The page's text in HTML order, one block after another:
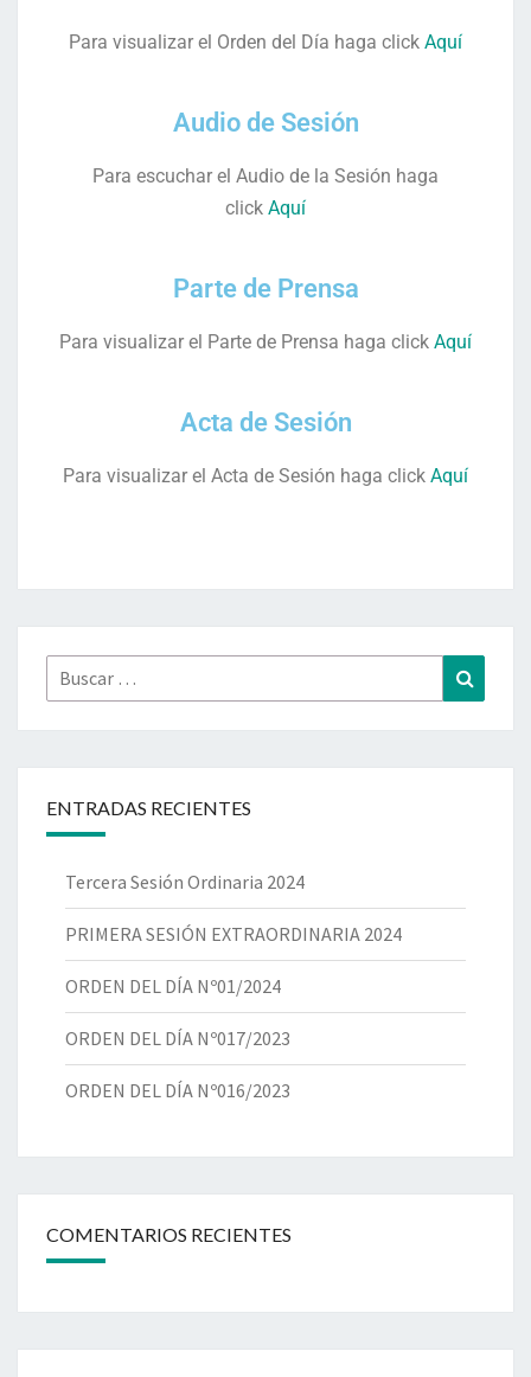
Para visualizar el Orden del Día haga click Aquí
Audio de Sesión
Para escuchar el Audio de la Sesión haga
click Aquí
Parte de Prensa
Para visualizar el Parte de Prensa haga click Aquí
Acta de Sesión
Para visualizar el Acta de Sesión haga click Aquí
ENTRADAS RECIENTES
Tercera Sesión Ordinaria 2024
PRIMERA SESIÓN EXTRAORDINARIA 2024
ORDEN DEL DÍA Nº01/2024
ORDEN DEL DÍA Nº017/2023
ORDEN DEL DÍA Nº016/2023
COMENTARIOS RECIENTES